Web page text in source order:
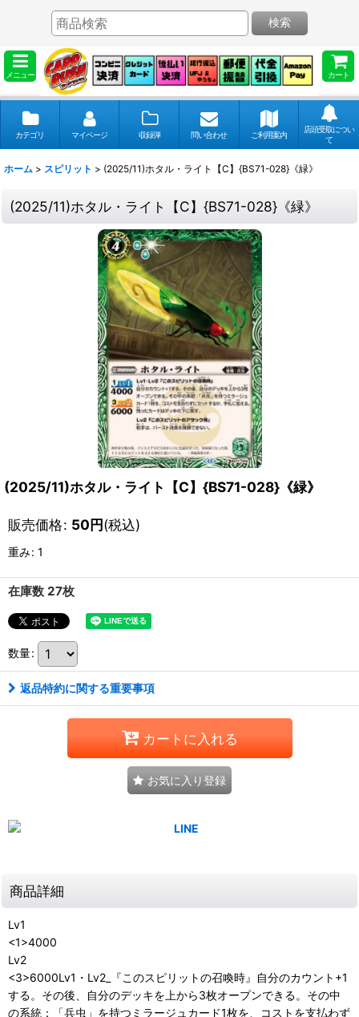
メニュー カート
検索
カテゴリ マイページ 収録弾 問い合わせ ご利用案内
店頭受取につい
て
ホーム > スピリット > (2025/11)ホタル・ライト【C】{BS71-028}《緑》
(2025/11)ホタル・ライト【C】{BS71-028}《緑》
(2025/11)ホタル・ライト【C】{BS71-028}《緑》
販売価格: 50円(税込)
重み: 1
在庫数 27枚
数量:
返品特約に関する重要事項
カートに入れる
お気に入り登録
商品詳細
Lv1
<1>4000
Lv2
<3>6000Lv1・Lv2_『このスピリットの召喚時』自分のカウント+1
する。その後、自分のデッキを上から3枚オープンできる。その中
の系統：「兵虫」を持つミラージュカード1枚を、コストを支払わず